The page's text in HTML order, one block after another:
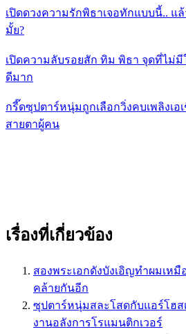
เปิดดวงความรักพิธาเจอทักแบบนี้.. แ
มั้ย?
เปิดความลับรอยสัก ทิม พิธา จุดที่ไม่มี
ดีมาก
กรี๊ดซุปตาร์หนุ่มถูกเลือกวิ่งคบเพลิงเอ
สายตาผู้คน
เรื่องที่เกี่ยวข้อง
สองพระเอกดังบังเอิญทำผมเห
คล้ายกันอีก
ซุปตาร์หนุ่มสละโสดกับแอร์โฮส
งานอลังการโรแมนติกเวอร์